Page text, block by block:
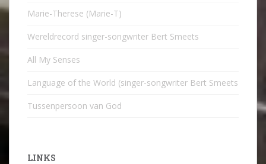
Marie-Therese (Marie-T)
Wereldrecord singer-songwriter Bert Smeets
All My Senses
Language of the World (singer-songwriter Bert Smeets
Tussenpersoon van God
LINKS